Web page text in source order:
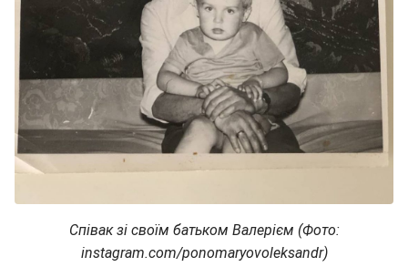
Співак зі своїм батьком Валерієм (Фото:
instagram.com/ponomaryovoleksandr)